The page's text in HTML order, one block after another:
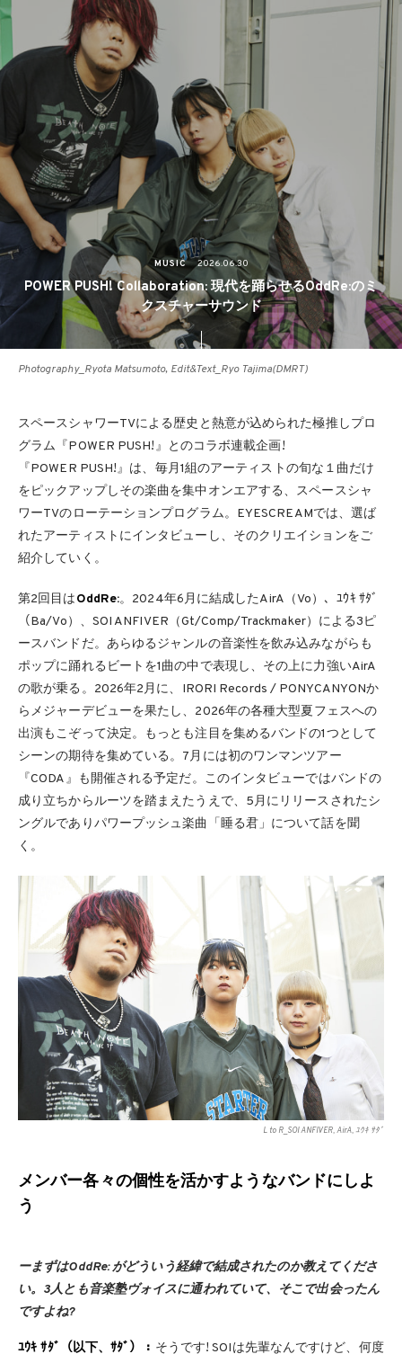
MUSIC 2026.06.30
POWER PUSH! Collaboration: 現代を踊らせるOddRe:のミ
クスチャーサウンド
Photography_Ryota Matsumoto, Edit&Text_Ryo Tajima(DMRT)
スペースシャワーTVによる歴史と熱意が込められた極推しプロ
グラム『POWER PUSH!』とのコラボ連載企画!
『POWER PUSH!』は、毎月1組のアーティストの旬な１曲だけ
をピックアップしその楽曲を集中オンエアする、スペースシャ
ワーTVのローテーションプログラム。EYESCREAMでは、選ば
れたアーティストにインタビューし、そのクリエイションをご
紹介していく。
第2回目はOddRe:。2024年6月に結成したAirA（Vo）、ﾕｳｷ ｻﾀﾞ
（Ba/Vo）、SOI ANFIVER（Gt/Comp/Trackmaker）による3ピ
ースバンドだ。あらゆるジャンルの音楽性を飲み込みながらも
ポップに踊れるビートを1曲の中で表現し、その上に力強いAirA
の歌が乗る。2026年2月に、IRORI Records / PONYCANYONか
らメジャーデビューを果たし、2026年の各種大型夏フェスへの
出演もこぞって決定。もっとも注目を集めるバンドの1つとして
シーンの期待を集めている。7月には初のワンマンツアー
『CODA』も開催される予定だ。このインタビューではバンドの
成り立ちからルーツを踏まえたうえで、5月にリリースされたシ
ングルでありパワープッシュ楽曲「睡る君」について話を聞
く。
L to R_SOI ANFIVER, AirA, ﾕｳｷ ｻﾀﾞ
メンバー各々の個性を活かすようなバンドにしよ
う
ーまずはOddRe: がどういう経緯で結成されたのか教えてくださ
い。3人とも音楽塾ヴォイスに通われていて、そこで出会ったん
ですよね?
ﾕｳｷ ｻﾀﾞ（以下、ｻﾀﾞ）： そうです! SOIは先輩なんですけど、何度